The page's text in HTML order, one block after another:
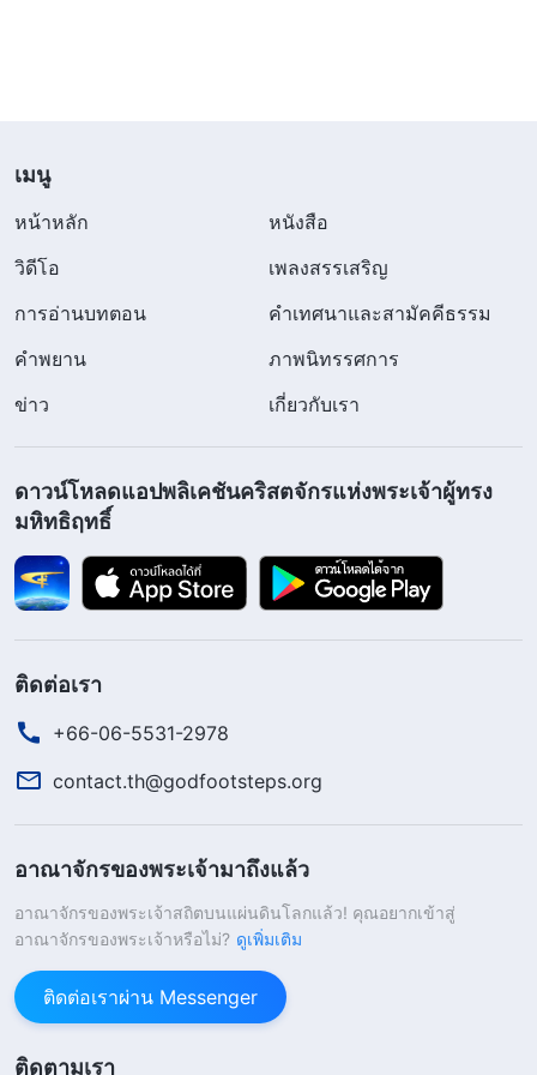
ชายหญิงทุกคนในองค์พระผู้เป็นเจ้า เพื่อให้พี่น้องชาย
หญิงของคริสตจักรทั้งหลายในเวลานั้นเชื่อฟังคำ
แนะนำของเขาและเดินไปตามหนทางแห่งการกลับใจ
ขององค์พระเยซูเจ้า
(พระวจนะฯ เล่ม 1 การทรงปรากฏ
ตรัสด้วยพระองค์เองเสมอไป พระคัมภีร์เพียงบันทึก
พระราชกิจสองช่วงระยะก่อนหน้าของพระเจ้าเท่านั้น
ซึ่งส่วนหนึ่งเป็นบันทึกการพยากรณ์ของบรรดาผู้เผย
พระวจนะ และส่วนหนึ่งเป็นประสบการณ์และความรู้ที่
เขียนขึ้นโดยผู้คนที่พระเจ้าทรงใช้งานตลอดทั้งยุคสมัย
ประสบการณ์ของมนุษย์เจือปนไปด้วยความคิดเห็น
และความรู้ของมนุษย์ และนี่คือสิ่งที่หลีกเลี่ยงไม่ได้ ใน
หนังสือหลายเล่มของพระคัมภีร์มีมโนคติที่หลงผิดของ
มนุษย์ อคติของมนุษย์ และการจับใจความอันไร้สาระ
ความรู้แจ้งและความกระจ่างของพระวิญญาณบริสุทธิ์
ไม่สามารถพูดได้ว่าข้อความเหล่านี้เป็นการแสดงออก
ถึงความจริงอย่างถูกต้องแม่นยำทั้งหมด ทรรศนะของ
ท่านทั้งหลายเหล่านั้นเกี่ยวกับสิ่งต่างๆ ไม่ได้เป็นสิ่งใด
มากไปกว่าความรู้ที่ได้จากประสบการณ์ส่วนตัว หรือ
ความรู้แจ้งของพระวิญญาณบริสุทธิ์ การพยากรณ์ของ
เมนู
หน้าหลัก
หนังสือ
วิดีโอ
เพลงสรรเสริญ
การอ่านบทตอน
คำเทศนาและสามัคคีธรรม
คำพยาน
ภาพนิทรรศการ
ข่าว
เกี่ยวกับเรา
ดาวน์โหลดแอปพลิเคชันคริสตจักรแห่งพระเจ้าผู้ทรง
มหิทธิฤทธิ์
ติดต่อเรา
+66-06-5531-2978
contact.th@godfootsteps.org
อาณาจักรของพระเจ้ามาถึงแล้ว
อาณาจักรของพระเจ้าสถิตบนแผ่นดินโลกแล้ว! คุณอยากเข้าสู่
อาณาจักรของพระเจ้าหรือไม่? ดูเพิ่มเติม
ติดต่อเราผ่าน Messenger
ติดตามเรา